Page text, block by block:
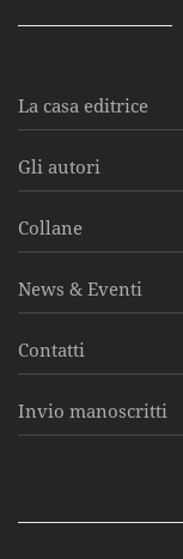
La casa editrice
Gli autori
Collane
News & Eventi
Contatti
Invio manoscritti